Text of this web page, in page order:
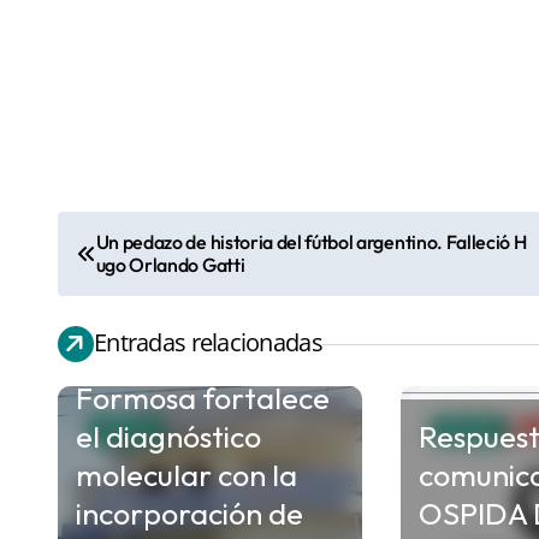
a
v
e
g
Un pedazo de historia del fútbol argentino. Falleció H
ugo Orlando Gatti
Entradas relacionadas
SALUD
Formosa fortalece
el diagnóstico
molecular con la
incorporación de
SALUD